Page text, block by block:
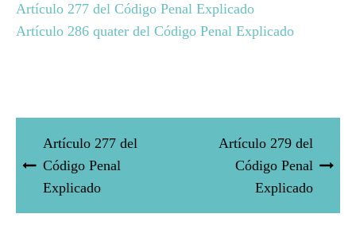
Artículo 277 del Código Penal Explicado
Artículo 286 quater del Código Penal Explicado
Artículo 277 del
Código Penal
Explicado
Artículo 279 del
Código Penal
Explicado